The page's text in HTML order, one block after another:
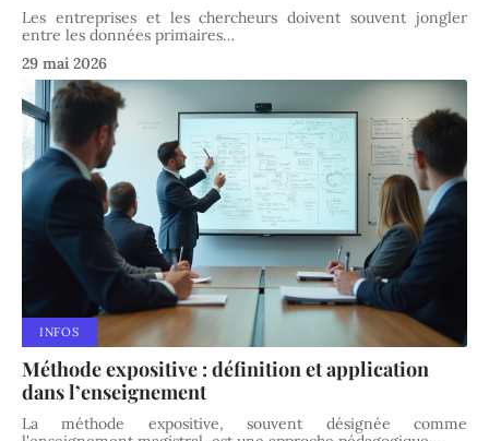
Les entreprises et les chercheurs doivent souvent jongler
entre les données primaires…
29 mai 2026
INFOS
Méthode expositive : définition et application
dans l’enseignement
La méthode expositive, souvent désignée comme